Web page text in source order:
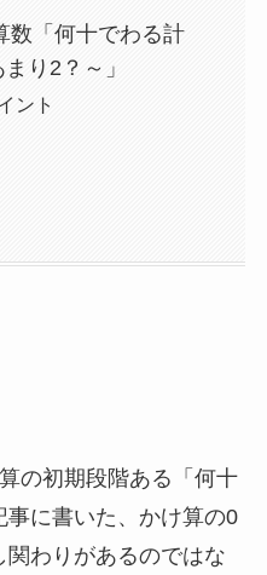
数「何十でわる計
り2？～」
ント
の初期段階ある「何十
に書いた、かけ算の0
わりがあるのではな